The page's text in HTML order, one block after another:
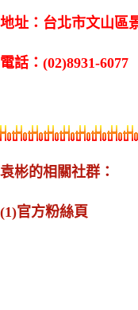
地址：台北市文山區
電話：(02)8931-6077
袁彬的相關社群：
(1)官方粉絲頁